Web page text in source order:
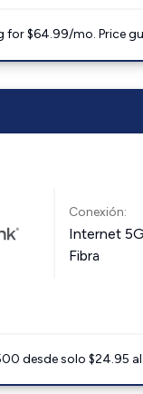
for $64.99/mo. Price
Conexión:
Internet
Fibra
desde solo $24.95